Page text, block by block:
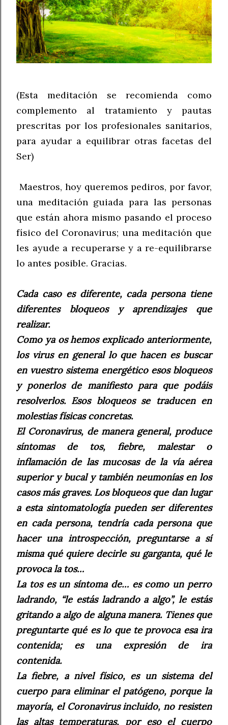
(Esta meditación se recomienda como
complemento al tratamiento y pautas
prescritas por los profesionales sanitarios,
para ayudar a equilibrar otras facetas del
Ser)
Maestros, hoy queremos pediros, por favor,
una meditación guiada para las personas
que están ahora mismo pasando el proceso
físico del Coronavirus; una meditación que
les ayude a recuperarse y a re-equilibrarse
lo antes posible. Gracias.
Cada caso es diferente, cada persona tiene
diferentes bloqueos y aprendizajes que
realizar.
Como ya os hemos explicado anteriormente,
los virus en general lo que hacen es buscar
en vuestro sistema energético esos bloqueos
y ponerlos de manifiesto para que podáis
resolverlos. Esos bloqueos se traducen en
molestias físicas concretas.
El Coronavirus, de manera general, produce
síntomas de tos, fiebre, malestar o
inflamación de las mucosas de la vía aérea
superior y bucal y también neumonías en los
casos más graves. Los bloqueos que dan lugar
a esta sintomatología pueden ser diferentes
en cada persona, tendría cada persona que
hacer una introspección, preguntarse a sí
misma qué quiere decirle su garganta, qué le
provoca la tos…
La tos es un síntoma de… es como un perro
ladrando, “le estás ladrando a algo”, le estás
gritando a algo de alguna manera. Tienes que
preguntarte qué es lo que te provoca esa ira
contenida; es una expresión de ira
contenida.
La fiebre, a nivel físico, es un sistema del
cuerpo para eliminar el patógeno, porque la
mayoría, el Coronavirus incluido, no resisten
las altas temperaturas, por eso el cuerpo